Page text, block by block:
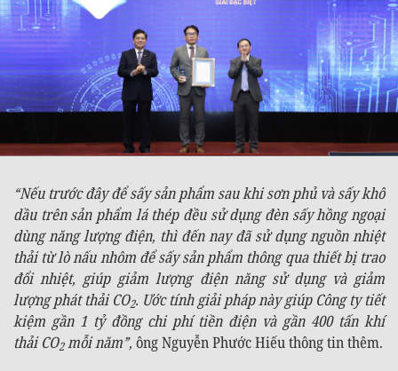
“Nếu trước đây để sấy sản phẩm sau khi sơn phủ và sấy khô
dầu trên sản phẩm lá thép đều sử dụng đèn sấy hồng ngoại
dùng năng lượng điện, thì đến nay đã sử dụng nguồn nhiệt
thải từ lò nấu nhôm để sấy sản phẩm thông qua thiết bị trao
đổi nhiệt, giúp giảm lượng điện năng sử dụng và giảm
lượng phát thải CO2. Ước tính giải pháp này giúp Công ty tiết
kiệm gần 1 tỷ đồng chi phí tiền điện và gần 400 tấn khí
thải CO2mỗi năm”, ông Nguyễn Phước Hiếu thông tin thêm.